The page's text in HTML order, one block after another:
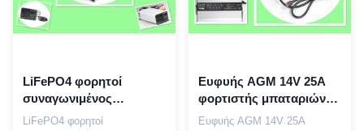
LiFePO4 φορητοί
συναγωνιμένος
αυτόματοι φορτίζοντας
LiFePO4 φορητοί
Ευφυής AGM 14V 25A
φορτιστής μπαταριών
αγώνα με να
Ευφυής AGM 14V 25A